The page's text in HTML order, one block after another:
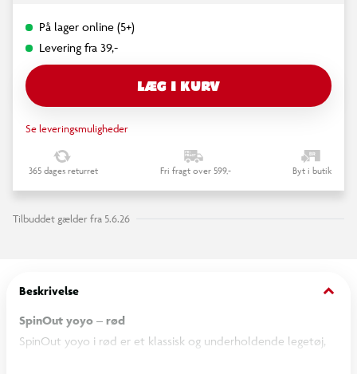
På lager online (5+)
Levering fra 39,-
LÆG I KURV
Se leveringsmuligheder
365 dages returret Fri fragt over 599,- Byt i butik
Tilbuddet gælder fra 5.6.26
Beskrivelse keyboard_arrow_down
SpinOut yoyo – rød
SpinOut yoyo i rød er et klassisk og underholdende legetøj,